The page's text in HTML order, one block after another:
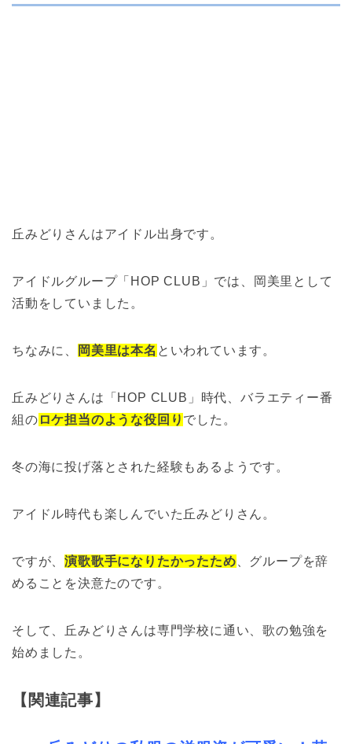
丘みどりさんはアイドル出身です。
アイドルグループ「HOP CLUB」では、岡美里として
活動をしていました。
ちなみに、 岡美里は本名 といわれています。
丘みどりさんは「HOP CLUB」時代、バラエティー番
組の ロケ担当のような役回り でした。
冬の海に投げ落とされた経験もあるようです。
アイドル時代も楽しんでいた丘みどりさん。
ですが、演歌歌手になりたかったため 、グループを辞
めることを決意たのです。
そして、丘みどりさんは専門学校に通い、歌の勉強を
始めました。
【関連記事】